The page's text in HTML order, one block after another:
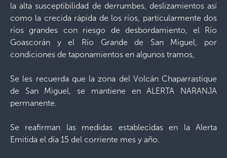
la alta susceptibilidad de derrumbes, deslizamientos así
como la crecida rápida de los ríos, particularmente dos
ríos grandes con riesgo de desbordamiento, el Río
Goascorán y el Río Grande de San Miguel, por
condiciones de taponamientos en algunos tramos,
Se les recuerda que la zona del Volcán Chaparrastique
de San Miguel, se mantiene en ALERTA NARANJA
permanente.
Se reafirman las medidas establecidas en la Alerta
Emitida el día 15 del corriente mes y año.